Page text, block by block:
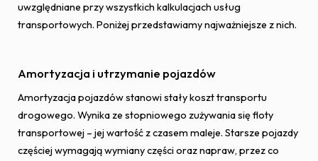
uwzględniane przy wszystkich kalkulacjach usług
transportowych. Poniżej przedstawiamy najważniejsze z nich.
Amortyzacja i utrzymanie pojazdów
Amortyzacja pojazdów stanowi stały koszt transportu
drogowego. Wynika ze stopniowego zużywania się floty
transportowej – jej wartość z czasem maleje. Starsze pojazdy
częściej wymagają wymiany części oraz napraw, przez co